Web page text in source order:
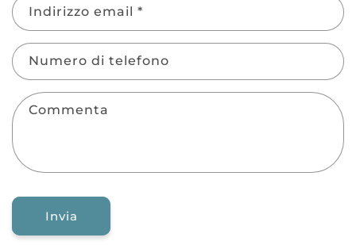
Indirizzo email *
Numero di telefono
Commenta
Invia